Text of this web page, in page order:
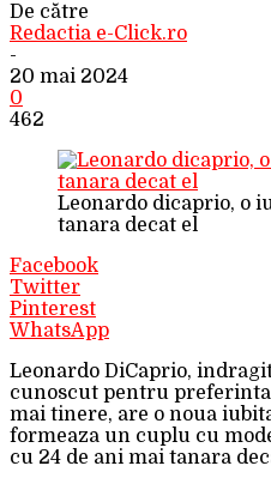
De către
Redactia e-Click.ro
-
20 mai 2024
0
462
Leonardo dicaprio, o
tanara decat el
Facebook
Twitter
Pinterest
WhatsApp
Leonardo DiCaprio,
cunoscut pentru
mai tinere, are o noua
formeaza un cuplu cu
cu 24 de ani mai tanara